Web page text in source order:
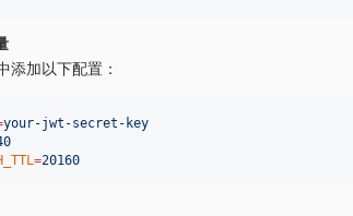
添加以下配置：
your-jwt-secret-key
=20160